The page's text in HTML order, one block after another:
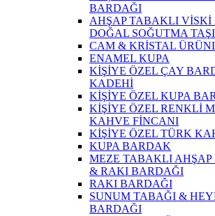
BARDAĞI
AHŞAP TABAKLI
DOĞAL SOĞUTMA
CAM & KRİSTAL
ENAMEL KUPA
KİŞİYE ÖZEL ÇAY
KADEHİ
KİŞİYE ÖZEL KUPA
KİŞİYE ÖZEL RENKLİ
KAHVE FİNCANI
KİŞİYE ÖZEL TÜRK
KUPA BARDAK
MEZE TABAKLI AHŞAP
& RAKI BARDAĞI
RAKI BARDAĞI
SUNUM TABAĞI &
BARDAĞI